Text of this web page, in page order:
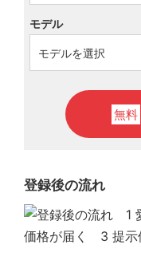
モデル
無料
登録後の流れ